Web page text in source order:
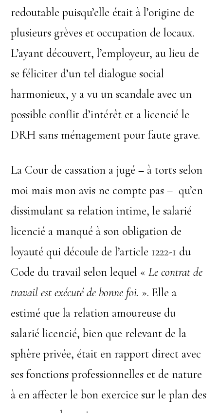
redoutable puisqu’elle était à l’origine de
plusieurs grèves et occupation de locaux.
L’ayant découvert, l’employeur, au lieu de
se féliciter d’un tel dialogue social
harmonieux, y a vu un scandale avec un
possible conflit d’intérêt et a licencié le
DRH sans ménagement pour faute grave.
La Cour de cassation a jugé – à torts selon
moi mais mon avis ne compte pas – qu’en
dissimulant sa relation intime, le salarié
licencié a manqué à son obligation de
loyauté qui découle de l’article 1222-1 du
Code du travail selon lequel «Le contrat de
travail est exécuté de bonne foi. ». Elle a
estimé que la relation amoureuse du
salarié licencié, bien que relevant de la
sphère privée, était en rapport direct avec
ses fonctions professionnelles et de nature
à en affecter le bon exercice sur le plan des